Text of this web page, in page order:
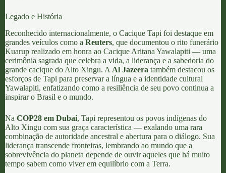
Legado e História
Reconhecido internacionalmente, o Cacique Tapi foi destaque em
grandes veículos como a Reuters, que documentou o rito funerário
Kuarup realizado em honra ao Cacique Aritana Yawalapiti — uma
cerimônia sagrada que celebra a vida, a liderança e a sabedoria do
grande cacique do Alto Xingu. A Al Jazeera também destacou os
esforços de Tapi para preservar a língua e a identidade cultural
Yawalapiti, enfatizando como a resiliência de seu povo continua a
inspirar o Brasil e o mundo.
Na COP28 em Dubai, Tapi representou os povos indígenas do
Alto Xingu com sua graça característica — exalando uma rara
combinação de autoridade ancestral e abertura para o diálogo. Sua
liderança transcende fronteiras, lembrando ao mundo que a
sobrevivência do planeta depende de ouvir aqueles que há muito
tempo sabem como viver em equilíbrio com a Terra.